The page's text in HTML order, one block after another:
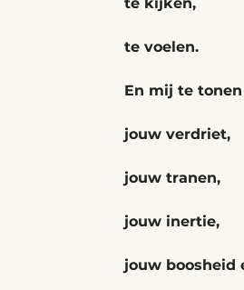
te voelen.
En mij te tonen
jouw verdriet,
jouw tranen,
jouw inertie,
jouw boosheid